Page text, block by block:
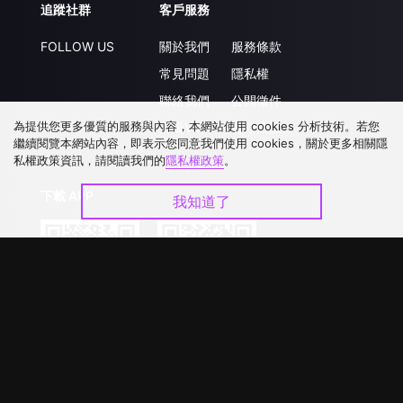
追蹤社群
FOLLOW US
客戶服務
關於我們
常見問題
聯絡我們
升級VIP
服務條款
隱私權
公開徵件
合作洽談
為提供您更多優質的服務與內容，本網站使用 cookies 分析技術。若您
繼續閱覽本網站內容，即表示您同意我們使用 cookies，關於更多相關隱
私權政策資訊，請閱讀我們的隱私權政策。
我知道了